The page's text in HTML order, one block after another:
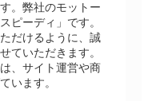
。弊社のモットー
ピーディ」です。
だけるように、誠
ていただきます。
、サイト運営や商
います。